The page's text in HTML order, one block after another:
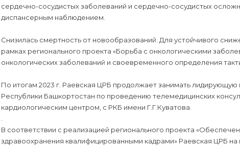
сердечно-сосудистых заболеваний и сердечно-сосудистых
диспансерным наблюдением.
Снизилась смертность от новообразований. Для устойчивого
рамках регионального проекта «Борьба с онкологическими
онкологических заболеваний и своевременного определения
По итогам 2023 г. Раевская ЦРБ продолжает занимать
Республики Башкортостан по проведению телемедицинских
кардиологическим центром, с РКБ имени Г.Г.Куватова.
.
В соответствии с реализацией регионального проекта
здравоохранения квалифицированными кадрами» Раевская ЦРБ